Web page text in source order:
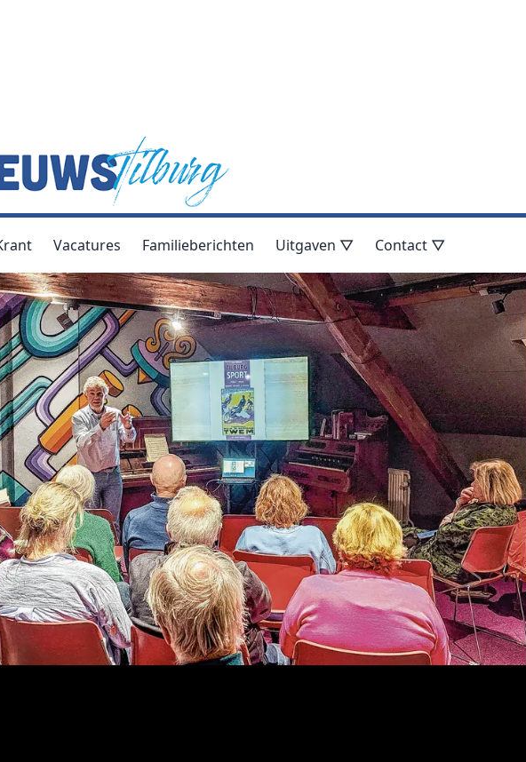
Vacatures Familieberichten Uitgaven ▽ Contact ▽